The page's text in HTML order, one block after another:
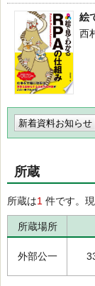
絵
西
新着資料お知らせ
所蔵
所蔵は1 件です。
所蔵場所
外部公一